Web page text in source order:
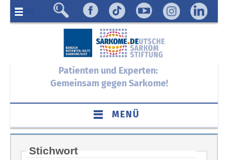
Menü
Patienten und Experten:
Gemeinsam gegen Sarkome!
MENÜ
Stichwort